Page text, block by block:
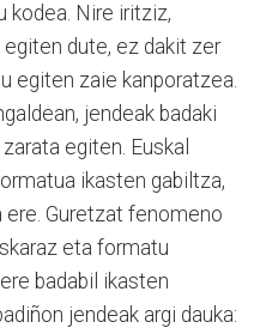
kodea. Nire iritziz,
egiten dute, ez dakit zer
egiten zaie kanporatzea.
jendeak badaki
egiten. Euskal
ikasten gabiltza,
ere. Guretzat fenomeno
eta formatu
badabil ikasten
jendeak argi dauka: